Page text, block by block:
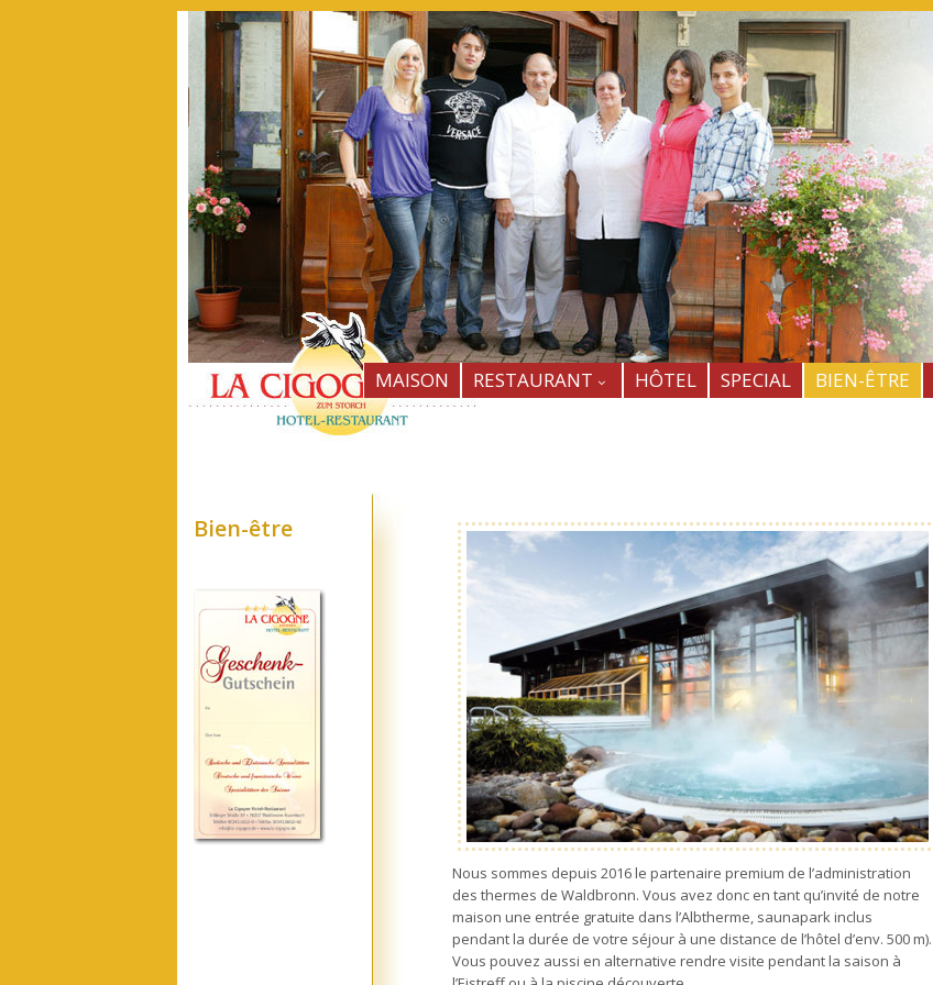
MAISON RESTAURANT HÔTEL SPECIAL BIEN-ÊTRE
Bien-être
Nous sommes depuis 2016 le partenaire premium de l’administration
des thermes de Waldbronn. Vous avez donc en tant qu’invité de notre
maison une entrée gratuite dans l’Albtherme, saunapark inclus
pendant la durée de votre séjour à une distance de l’hôtel d’env. 500 m).
Vous pouvez aussi en alternative rendre visite pendant la saison à